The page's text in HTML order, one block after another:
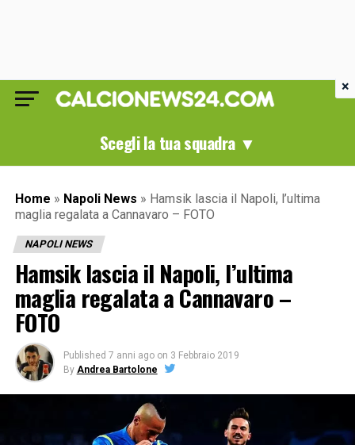
Scegli la tua squadra ▼
Home » Napoli News » Hamsik lascia il Napoli, l’ultima
maglia regalata a Cannavaro – FOTO
NAPOLI NEWS
Hamsik lascia il Napoli, l’ultima
maglia regalata a Cannavaro –
FOTO
Published 7 anni ago on 3 Febbraio 2019
By Andrea Bartolone
×